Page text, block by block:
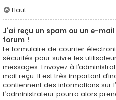
Haut
J’ai reçu un spam ou un e-
forum !
Le formulaire de courrier
sécurités pour suivre les
messages. Envoyez à
mail reçu. Il est très important
contiennent des informations sur
L’administrateur pourra alors